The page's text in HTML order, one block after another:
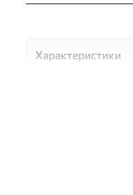
Характеристики